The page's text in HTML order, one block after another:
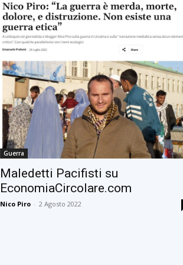
Guerra
Maledetti Pacifisti su
EconomiaCircolare.com
Nico Piro - 2 Agosto 2022